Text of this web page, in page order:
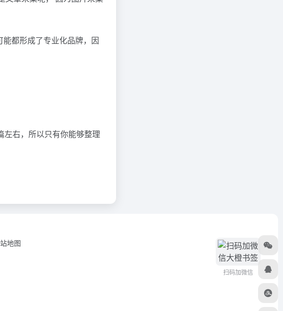
都形成了专业化品牌，因
右，所以只有你能够整理
地图
扫码加微信